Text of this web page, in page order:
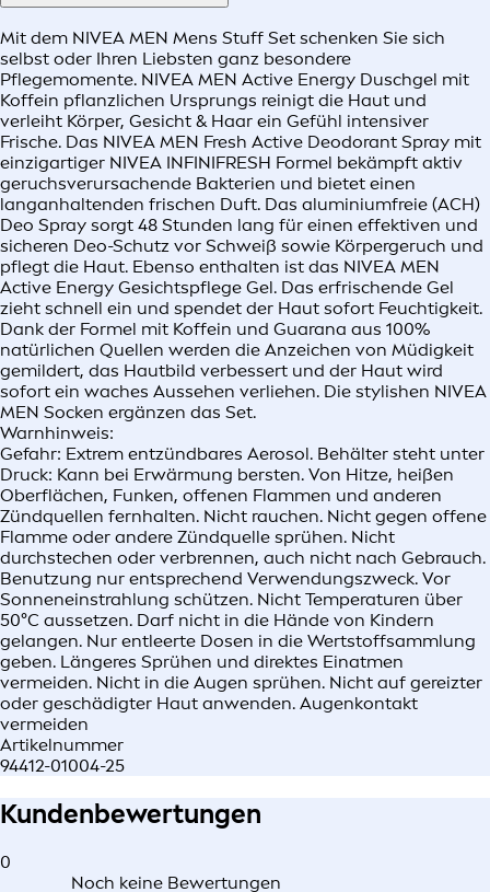
Mit dem NIVEA MEN Mens Stuff Set schenken Sie sich
selbst oder Ihren Liebsten ganz besondere
Pflegemomente. NIVEA MEN Active Energy Duschgel mit
Koffein pflanzlichen Ursprungs reinigt die Haut und
verleiht Körper, Gesicht & Haar ein Gefühl intensiver
Frische. Das NIVEA MEN Fresh Active Deodorant Spray mit
einzigartiger NIVEA INFINIFRESH Formel bekämpft aktiv
geruchsverursachende Bakterien und bietet einen
langanhaltenden frischen Duft. Das aluminiumfreie (ACH)
Deo Spray sorgt 48 Stunden lang für einen effektiven und
sicheren Deo-Schutz vor Schweiß sowie Körpergeruch und
pflegt die Haut. Ebenso enthalten ist das NIVEA MEN
Active Energy Gesichtspflege Gel. Das erfrischende Gel
zieht schnell ein und spendet der Haut sofort Feuchtigkeit.
Dank der Formel mit Koffein und Guarana aus 100%
natürlichen Quellen werden die Anzeichen von Müdigkeit
gemildert, das Hautbild verbessert und der Haut wird
sofort ein waches Aussehen verliehen. Die stylishen NIVEA
MEN Socken ergänzen das Set.
Warnhinweis:
Gefahr: Extrem entzündbares Aerosol. Behälter steht unter
Druck: Kann bei Erwärmung bersten. Von Hitze, heißen
Oberflächen, Funken, offenen Flammen und anderen
Zündquellen fernhalten. Nicht rauchen. Nicht gegen offene
Flamme oder andere Zündquelle sprühen. Nicht
durchstechen oder verbrennen, auch nicht nach Gebrauch.
Benutzung nur entsprechend Verwendungszweck. Vor
Sonneneinstrahlung schützen. Nicht Temperaturen über
50°C aussetzen. Darf nicht in die Hände von Kindern
gelangen. Nur entleerte Dosen in die Wertstoffsammlung
geben. Längeres Sprühen und direktes Einatmen
vermeiden. Nicht in die Augen sprühen. Nicht auf gereizter
oder geschädigter Haut anwenden. Augenkontakt
vermeiden
Artikelnummer
94412-01004-25
Kundenbewertungen
0
Noch keine Bewertungen